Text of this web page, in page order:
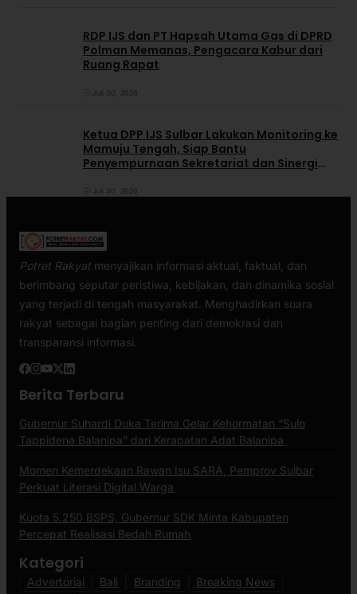
RDP IJS dan PT Hapsah Utama Gas di DPRD
Polman Memanas, Pengacara Kabur dari
Ruang Rapat
Juli 30, 2026
Ketua DPP IJS Sulbar Lakukan Monitoring ke
Mamuju Tengah, Siap Bantu
Penyempurnaan Sekretariat dan Sinergi
Juli 30, 2026
Potret Rakyatmenyajikan informasi aktual, faktual, dan
berimbang seputar peristiwa, kebijakan, dan dinamika sosial
yang terjadi di tengah masyarakat. Menghadirkan suara
rakyat sebagai bagian penting dari demokrasi dan
transparansi informasi.
Berita Terbaru
Gubernur Suhardi Duka Terima Gelar Kehormatan “Sulo
Tappidena Balanipa” dari Kerapatan Adat Balanipa
Momen Kemerdekaan Rawan Isu SARA, Pemprov Sulbar
Perkuat Literasi Digital Warga
Kuota 5.250 BSPS, Gubernur SDK Minta Kabupaten
Percepat Realisasi Bedah Rumah
Kategori
Advertorial Bali Branding
Breaking News